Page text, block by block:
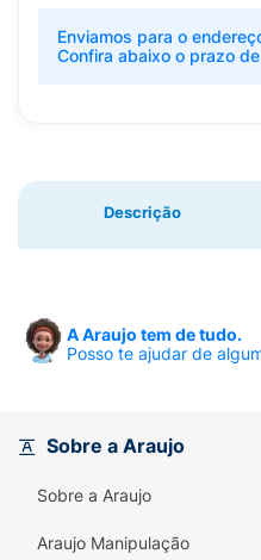
Enviamos para o
Confira abaixo o prazo
Descrição
A Araujo tem de tudo.
Posso te ajudar de
Sobre a Araujo
Sobre a Araujo
Araujo Manipulação